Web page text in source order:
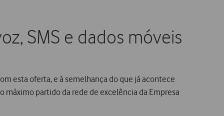
SMS e dados móveis
esta oferta, e à semelhança do que já acontece
partido da rede de excelência da Empresa